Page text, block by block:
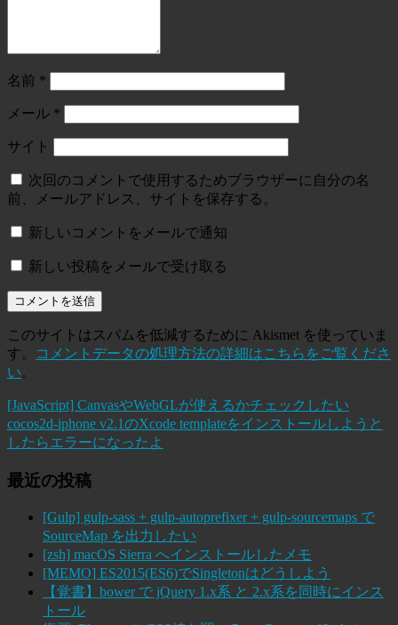
名前 *
メール *
サイト
次回のコメントで使用するためブラウザーに自分の名
前、メールアドレス、サイトを保存する。
新しいコメントをメールで通知
新しい投稿をメールで受け取る
このサイトはスパムを低減するために Akismet を使っていま
す。
コメントデータの処理方法の詳細はこちらをご覧くださ
い。
[JavaScript] CanvasやWebGLが使えるかチェックしたい
cocos2d-iphone v2.1のXcode templateをインストールしようと
したらエラーになったよ
最近の投稿
[Gulp] gulp-sass + gulp-autoprefixer + gulp-sourcemaps で
SourceMap を出力したい
[zsh] macOS Sierra へインストールしたメモ
[MEMO] ES2015(ES6)でSingletonはどうしよう
【覚書】bower で jQuery 1.x系 と 2.x系を同時にインス
トール